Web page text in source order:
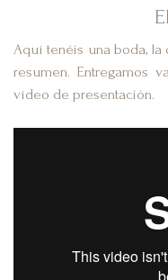
Aquí tenéis una boda, la
resumen. Entregamos
vídeo de presentación.